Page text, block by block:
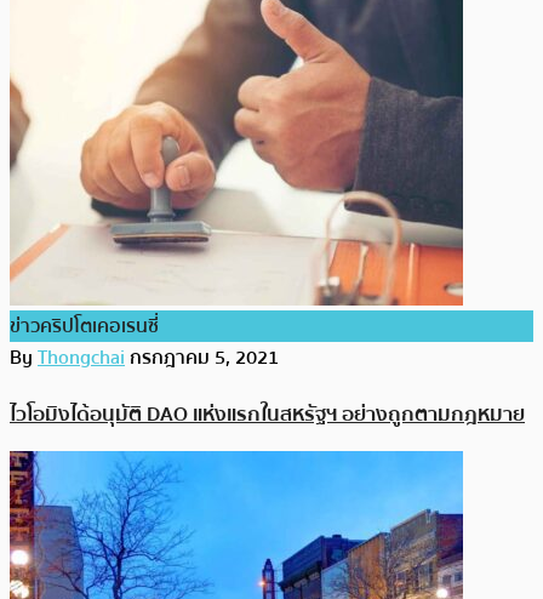
ข่าวคริปโตเคอเรนซี่
ByThongchaiกรกฎาคม 5, 2021
ไวโอมิงได้อนุมัติ DAO แห่งแรกในสหรัฐฯ อย่างถูกตามกฎหมาย